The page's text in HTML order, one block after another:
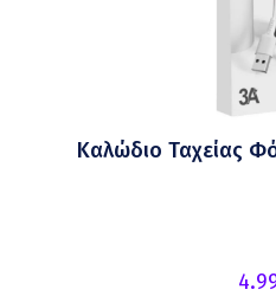
Καλώδιο Ταχείας